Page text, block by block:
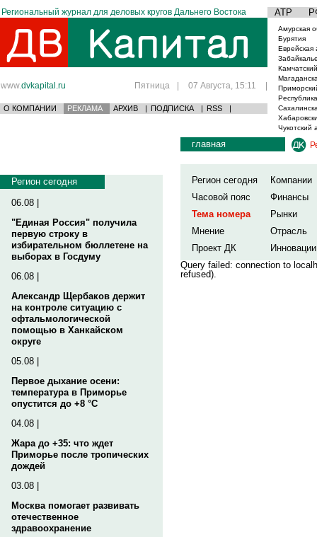
Региональный журнал для деловых кругов Дальнего Востока АТР
www.dvkapital.ru Пятница | 07 Августа, 15:11 |
О КОМПАНИИ РЕКЛАМА АРХИВ | ПОДПИСКА | RSS |
Амурская
Бурятия
Еврейская
Чукотский
Регион сегодня
06.08 |
"Единая Россия" получила
первую строку в
избирательном бюллетене на
выборах в Госдуму
06.08 |
Александр Щербаков держит
на контроле ситуацию с
офтальмологической
помощью в Ханкайском
округе
05.08 |
Первое дыхание осени:
температура в Приморье
опустится до +8 °C
04.08 |
Жара до +35: что ждет
Приморье после тропических
дождей
03.08 |
Москва помогает развивать
отечественное
здравоохранение
главная
Регион сегодня
Компании
Часовой пояс
Финансы
Тема номера
Рынки
Мнение
Отрасль
Проект ДК
Инновации
Query failed: connection to
refused).